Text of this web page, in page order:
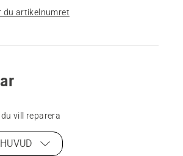
du artikelnumret
vill reparera